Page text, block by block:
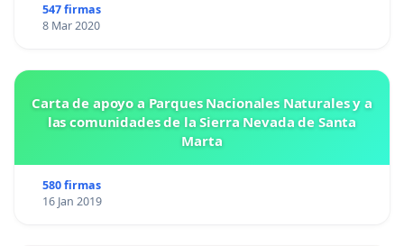
547 firmas
8 Mar 2020
Carta de apoyo a Parques Nacionales Naturales y a
las comunidades de la Sierra Nevada de Santa
Marta
580 firmas
16 Jan 2019